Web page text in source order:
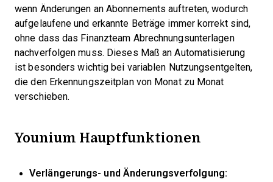
wenn Änderungen an Abonnements auftreten, wodurch
aufgelaufene und erkannte Beträge immer korrekt sind,
ohne dass das Finanzteam Abrechnungsunterlagen
nachverfolgen muss. Dieses Maß an Automatisierung
ist besonders wichtig bei variablen Nutzungsentgelten,
die den Erkennungszeitplan von Monat zu Monat
verschieben.
Younium Hauptfunktionen
Verlängerungs- und Änderungsverfolgung: